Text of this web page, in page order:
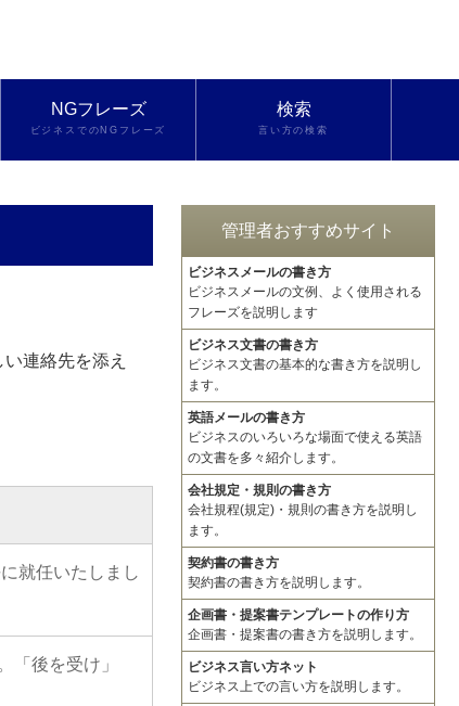
NGフレーズ
ビジネスでのNGフレーズ
検索
言い方の検索
連絡先を添え
就任いたしまし
「後を受け」
管理者おすすめサイト
ビジネスメールの書き方
ビジネスメールの文例、よく使用される
フレーズを説明します
ビジネス文書の書き方
ビジネス文書の基本的な書き方を説明し
ます。
英語メールの書き方
ビジネスのいろいろな場面で使える英語
の文書を多々紹介します。
会社規定・規則の書き方
会社規程(規定)・規則の書き方を説明し
ます。
契約書の書き方
契約書の書き方を説明します。
企画書・提案書テンプレートの作り方
企画書・提案書の書き方を説明します。
ビジネス言い方ネット
ビジネス上での言い方を説明します。